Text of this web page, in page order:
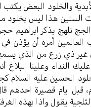
والخلود البعض
هذا ليس بخلود ما
الجج نلهج بذكر
العالمين أمره أن يؤذن
غير ذي زرع من الذي
عليك النداء وعلينا
الحسين عليه السلام
قبل ايام قصيرة
يقول واذا بهذه